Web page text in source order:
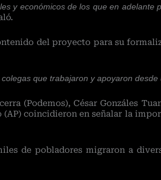
y económicos de los que en
del proyecto para su
que trabajaron y apoyaron
(Podemos), César Gonzáles
coincidieron en señalar la
de pobladores migraron a